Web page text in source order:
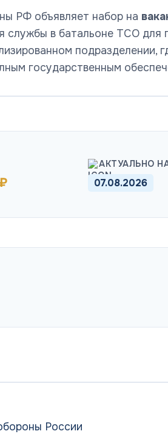
РФ объявляет набор на
службы в батальоне ТСО для
подразделении,
государственным
АКТУАЛЬНО
07.08.2026
России